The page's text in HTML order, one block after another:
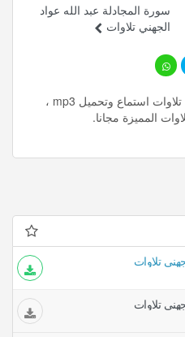
سورة المجادلة عبد الله عواد
الجهني تلاوات
سورة الحشر عبد الله عواد الجهني تلاوات استماع وتحميل mp3 ،
تلاوات
تلاوات